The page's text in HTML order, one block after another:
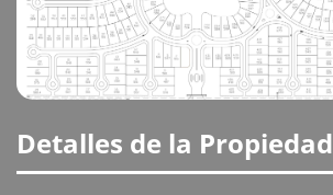
Detalles de la Propiedad